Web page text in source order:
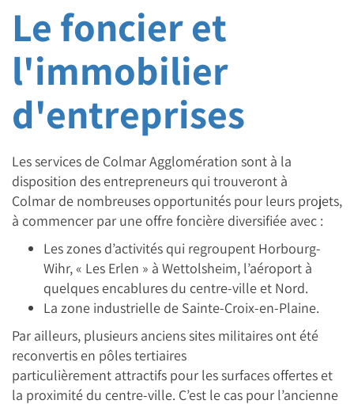
Le foncier et
l'immobilier
d'entreprises
Les services de Colmar Agglomération sont à la
disposition des entrepreneurs qui trouveront à
Colmar de nombreuses opportunités pour leurs projets,
à commencer par une offre foncière diversifiée avec :
Les zones d’activités qui regroupent Horbourg-
Wihr, « Les Erlen » à Wettolsheim, l’aéroport à
quelques encablures du centre-ville et Nord.
La zone industrielle de Sainte-Croix-en-Plaine.
Par ailleurs, plusieurs anciens sites militaires ont été
reconvertis en pôles tertiaires
particulièrement attractifs pour les surfaces offertes et
la proximité du centre-ville. C’est le cas pour l’ancienne